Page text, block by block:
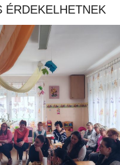
ÉRDEKELHETNEK